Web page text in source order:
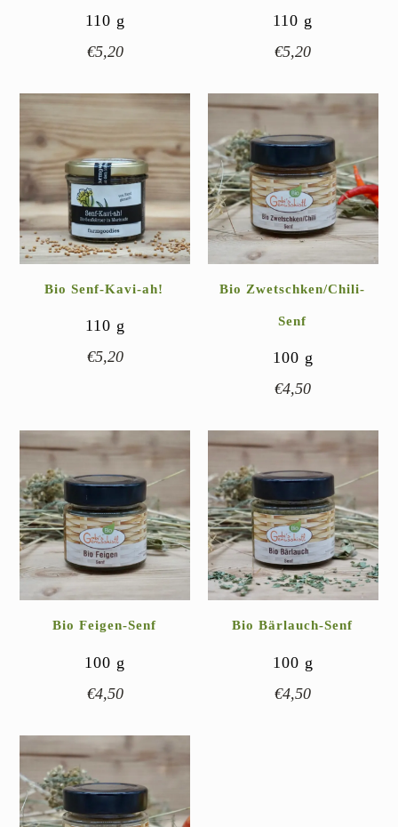
110 g
€5,20
110 g
€5,20
Bio Senf-Kavi-ah!
110 g
€5,20
Bio Zwetschken/Chili-
Senf
100 g
€4,50
Bio Feigen-Senf
100 g
€4,50
Bio Bärlauch-Senf
100 g
€4,50